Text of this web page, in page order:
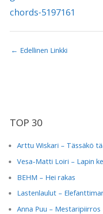
chords-5197161
← Edellinen Linkki
TOP 30
Arttu Wiskari – Tässäkö
Vesa-Matti Loiri – Lapin
BEHM – Hei rakas
Lastenlaulut –
Anna Puu – Mestaripiirros